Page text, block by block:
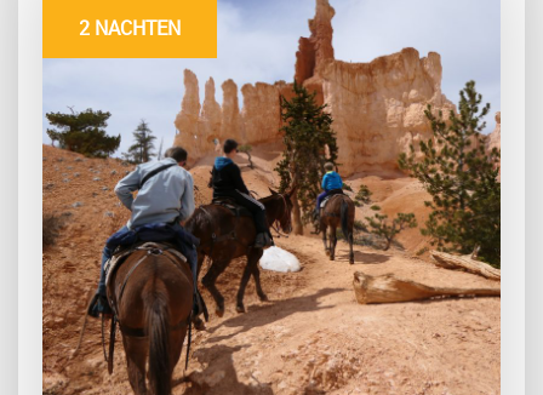
2 NACHTEN